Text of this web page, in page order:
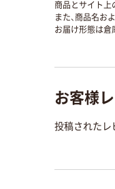
商品とサイト上
また、商品名お
お届け形態は倉
お客様
投稿されたレ